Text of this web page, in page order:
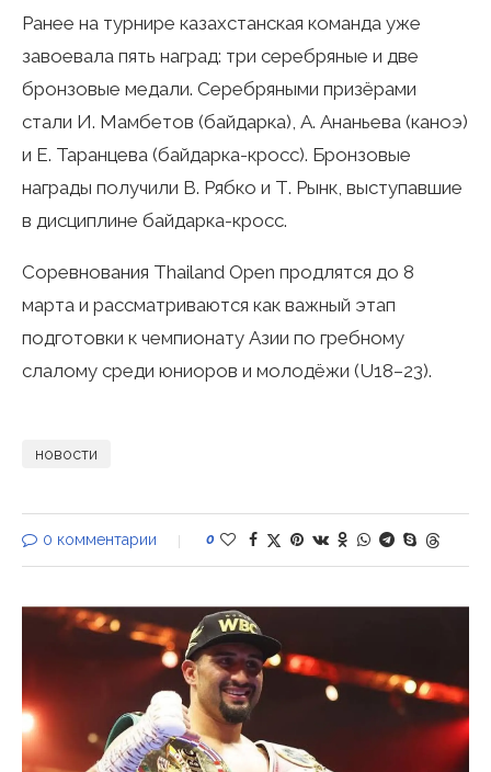
Ранее на турнире казахстанская команда уже
завоевала пять наград: три серебряные и две
бронзовые медали. Серебряными призёрами
стали И. Мамбетов (байдарка), А. Ананьева (каноэ)
и Е. Таранцева (байдарка-кросс). Бронзовые
награды получили В. Рябко и Т. Рынк, выступавшие
в дисциплине байдарка-кросс.
Соревнования Thailand Open продлятся до 8
марта и рассматриваются как важный этап
подготовки к чемпионату Азии по гребному
слалому среди юниоров и молодёжи (U18–23).
новости
0 комментарии 0